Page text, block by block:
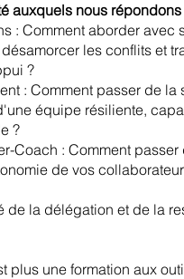
auxquels nous répondons
: Comment aborder avec
les conflits et
?
: Comment passer de la
équipe résiliente,
?
Coach : Comment passer
de vos
de la délégation et de la
plus une formation aux